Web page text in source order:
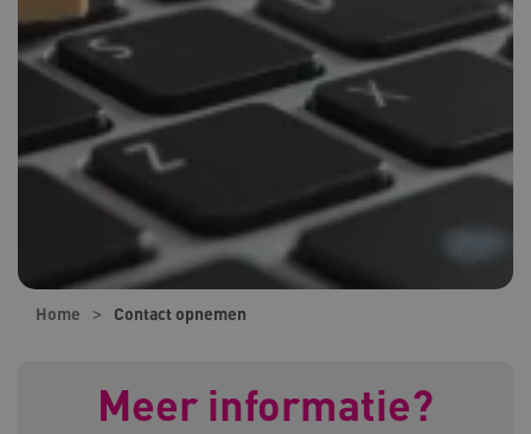
Home Contact opnemen
Meer informatie?